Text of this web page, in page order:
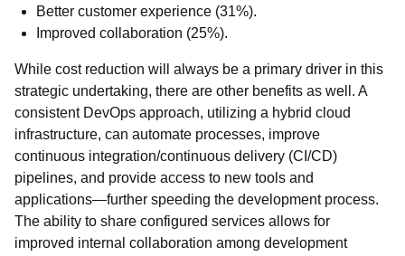
Better customer experience (31%).
Improved collaboration (25%).
While cost reduction will always be a primary driver in this
strategic undertaking, there are other benefits as well. A
consistent DevOps approach, utilizing a hybrid cloud
infrastructure, can automate processes, improve
continuous integration/continuous delivery (CI/CD)
pipelines, and provide access to new tools and
applications—further speeding the development process.
The ability to share configured services allows for
improved internal collaboration among development